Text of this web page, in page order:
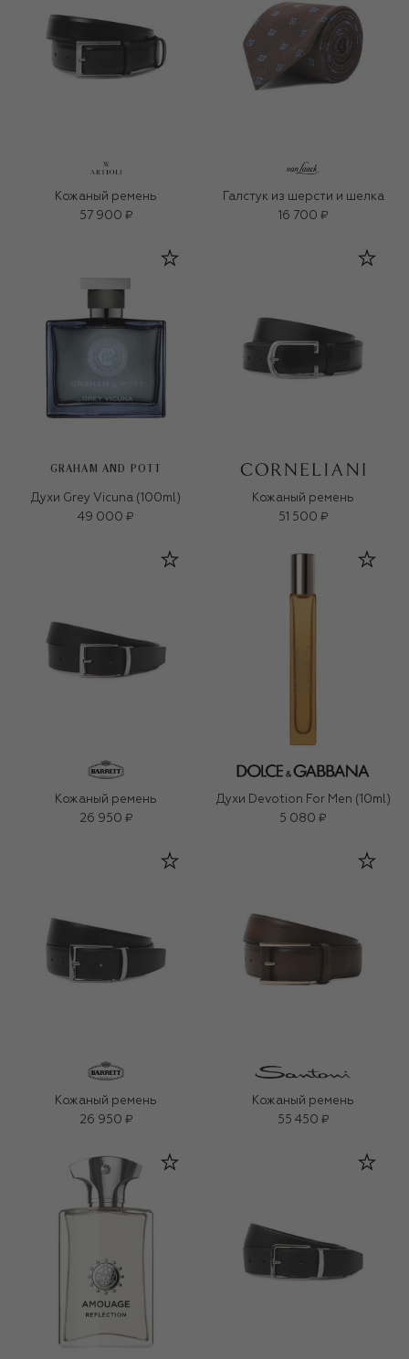
Кожаный ремень
57 900 ₽
Галстук из шерсти и шелка
16 700 ₽
GRAHAM AND POTT
Духи Grey Vicuna (100ml)
49 000 ₽
Кожаный ремень
51 500 ₽
Кожаный ремень
26 950 ₽
Духи Devotion For Men (10ml)
5 080 ₽
Кожаный ремень
26 950 ₽
Кожаный ремень
55 450 ₽